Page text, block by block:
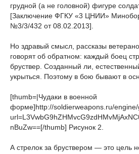
грудной (а не головной) фигуре
[Заключение ФГКУ «3 ЦНИИ»
№3/3/432 от 08.02.2013].
Но здравый смысл, рассказы
говорят об обратном: каждый боец
бруствер. Созданный ли,
укрыться. Поэтому в бою бывают в
[thumb=|Чудаки в военной
форме]http://soldierweapons.ru/
nBuZw==[/thumb] Рисунок 2.
А стрелок за бруствером — это цель